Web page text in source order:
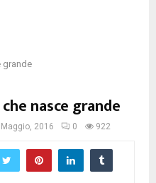
grande
nasce grande
2016 0 922